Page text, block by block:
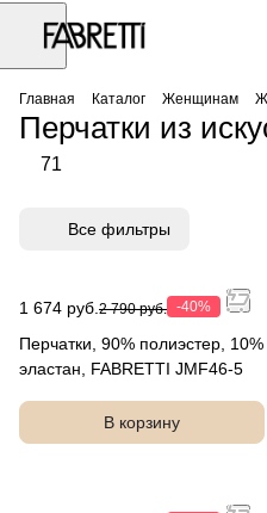
Главная Каталог Женщинам
Перчатки из
71
Все фильтры
1 674 руб. 2 790 руб. -40%
Перчатки, 90% полиэстер, 10%
эластан, FABRETTI JMF46-5
В корзину